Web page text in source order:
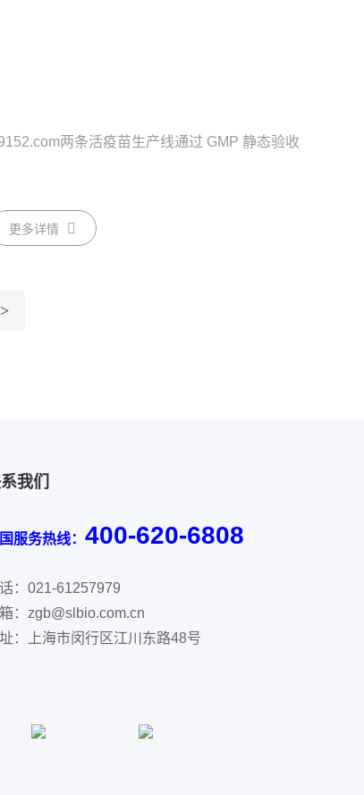
两条活疫苗生产线通过 GMP 静态验收
更多详情
>
我们
服务热线：400-620-6808
：021-61257979
：zgb@slbio.com.cn
：上海市闵行区江川东路48号